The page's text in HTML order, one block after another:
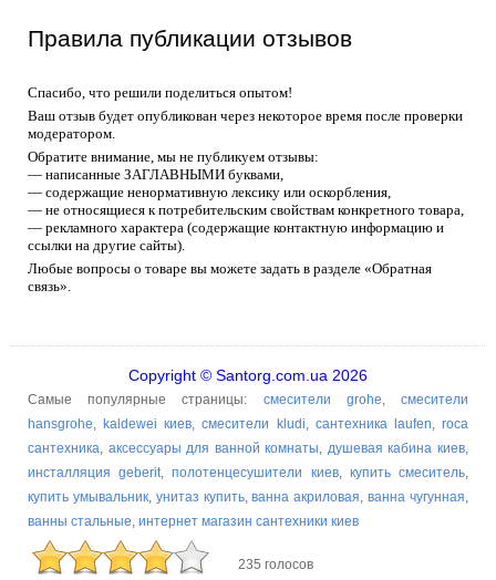
Правила публикации отзывов
Спасибо, что решили поделиться опытом!
Ваш отзыв будет опубликован через некоторое время после проверки
модератором.
Обратите внимание, мы не публикуем отзывы:
— написанные ЗАГЛАВНЫМИ буквами,
— содержащие ненормативную лексику или оскорбления,
— не относящиеся к потребительским свойствам конкретного товара,
— рекламного характера (содержащие контактную информацию и
ссылки на другие сайты).
Любые вопросы о товаре вы можете задать в разделе «Обратная
связь».
Copyright © Santorg.com.ua 2026
Самые популярные страницы: смесители grohe,смесители
hansgrohe, kaldewei киев,смесители kludi, сантехника laufen,roca
сантехника, аксессуары для ванной комнаты, душевая кабина киев,
инсталляция geberit,полотенцесушители киев, купить смеситель,
купить умывальник, унитаз купить,ванна акриловая,ванна чугунная,
ванны стальные, интернет магазин сантехники киев
235 голосов